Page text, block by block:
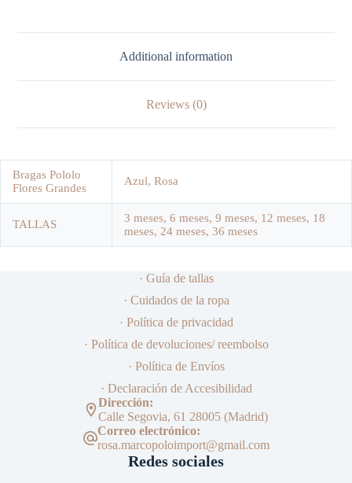
Additional information
Reviews (0)
Bragas Pololo
Flores Grandes
Azul, Rosa
TALLAS
3 meses, 6 meses, 9 meses, 12 meses, 18
meses, 24 meses, 36 meses
· Guía de tallas
· Cuidados de la ropa
· Política de privacidad
· Política de devoluciones/ reembolso
· Política de Envíos
· Declaración de Accesibilidad
Dirección:
Calle Segovia, 61 28005 (Madrid)
Correo electrónico:
rosa.marcopoloimport@gmail.com
Redes sociales